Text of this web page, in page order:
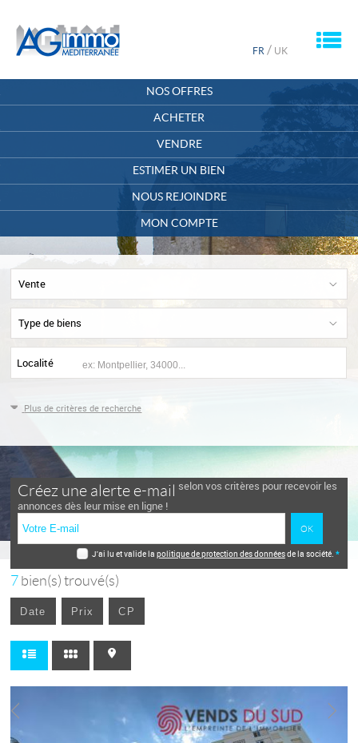
FR / UK
ACCUEIL
MON COMPTE
NOS OFFRES
ACHETER
VENDRE
ESTIMER UN BIEN
NOUS REJOINDRE
MON COMPTE
Vente
Type de biens
Localité
Plus de critères de recherche
Créez une alerte e-mail selon vos critères pour recevoir les
annonces dès leur mise en ligne !
J'ai lu et valide la politique de protection des donnéesde la société. *
7 bien(s) trouvé(s)
Date Prix CP